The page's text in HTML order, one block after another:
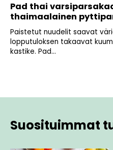
Pad thai
thaimaalainen
Paistetut nuudelit saavat
lopputuloksen takaavat
kastike. Pad...
Suosituimmat